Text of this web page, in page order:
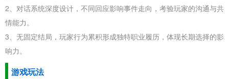
2、对话系统深度设计，不同回应影响事件走向，考验玩家的沟通与共
情能力。
3、无固定结局，玩家行为累积形成独特职业履历，体现长期选择的影
响力。
游戏玩法